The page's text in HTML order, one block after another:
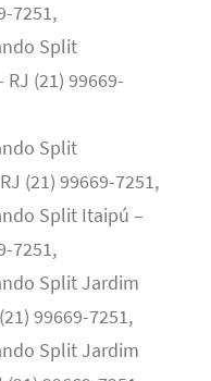
7251,
Split
(21) 99669-
Split
(21) 99669-7251,
Split Itaipú –
7251,
Split Jardim
99669-7251,
Split Jardim